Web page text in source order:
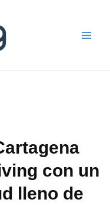
con un
lleno de